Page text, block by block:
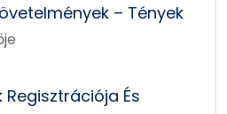
– Tények
Regisztrációja És